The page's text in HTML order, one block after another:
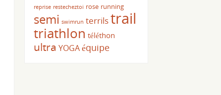
reprise restecheztoi rose running
semi swimrun terrilstrail
triathlon téléthon
ultra YOGAéquipe